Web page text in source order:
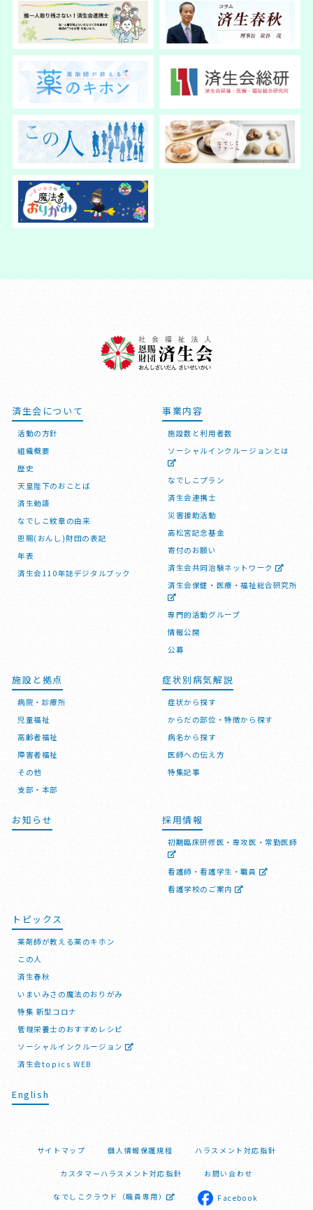
済生会について
活動の方針
組織概要
歴史
天皇陛下のおことば
済生勅語
なでしこ紋章の由来
恩賜(おんし)財団の表記
年表
済生会110年誌デジタルブック
事業内容
施設数と利用者数
ソーシャルインクルージョンとは
なでしこプラン
済生会連携士
災害援助活動
高松宮記念基金
寄付のお願い
済生会共同治験ネットワーク
済生会保健・医療・福祉総合研究所
専門的活動グループ
情報公開
公募
施設と拠点
病院・診療所
児童福祉
高齢者福祉
障害者福祉
その他
支部・本部
症状別病気解説
症状から探す
からだの部位・特徴から探す
病名から探す
医師への伝え方
特集記事
お知らせ 採用情報
初期臨床研修医・専攻医・常勤医師
看護師・看護学生・職員
看護学校のご案内
トピックス
薬剤師が教える薬のキホン
この人
済生春秋
いまいみさの魔法のおりがみ
特集 新型コロナ
管理栄養士のおすすめレシピ
ソーシャルインクルージョン
済生会topics WEB
English
サイトマップ 個人情報保護規程 ハラスメント対応指針
カスタマーハラスメント対応指針 お問い合わせ
なでしこクラウド（職員専用） Facebook